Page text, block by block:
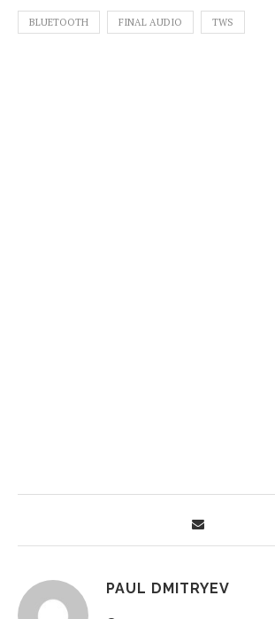
BLUETOOTH FINAL AUDIO TWS
PAUL DMITRYEV